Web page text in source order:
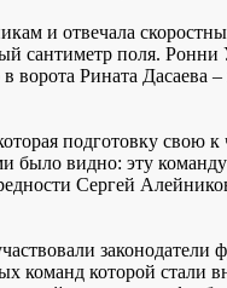
и отвечала
сантиметр поля.
Рината Дасаева –
подготовку свою к
было видно: эту
Сергей
законодатели
команд которой стали